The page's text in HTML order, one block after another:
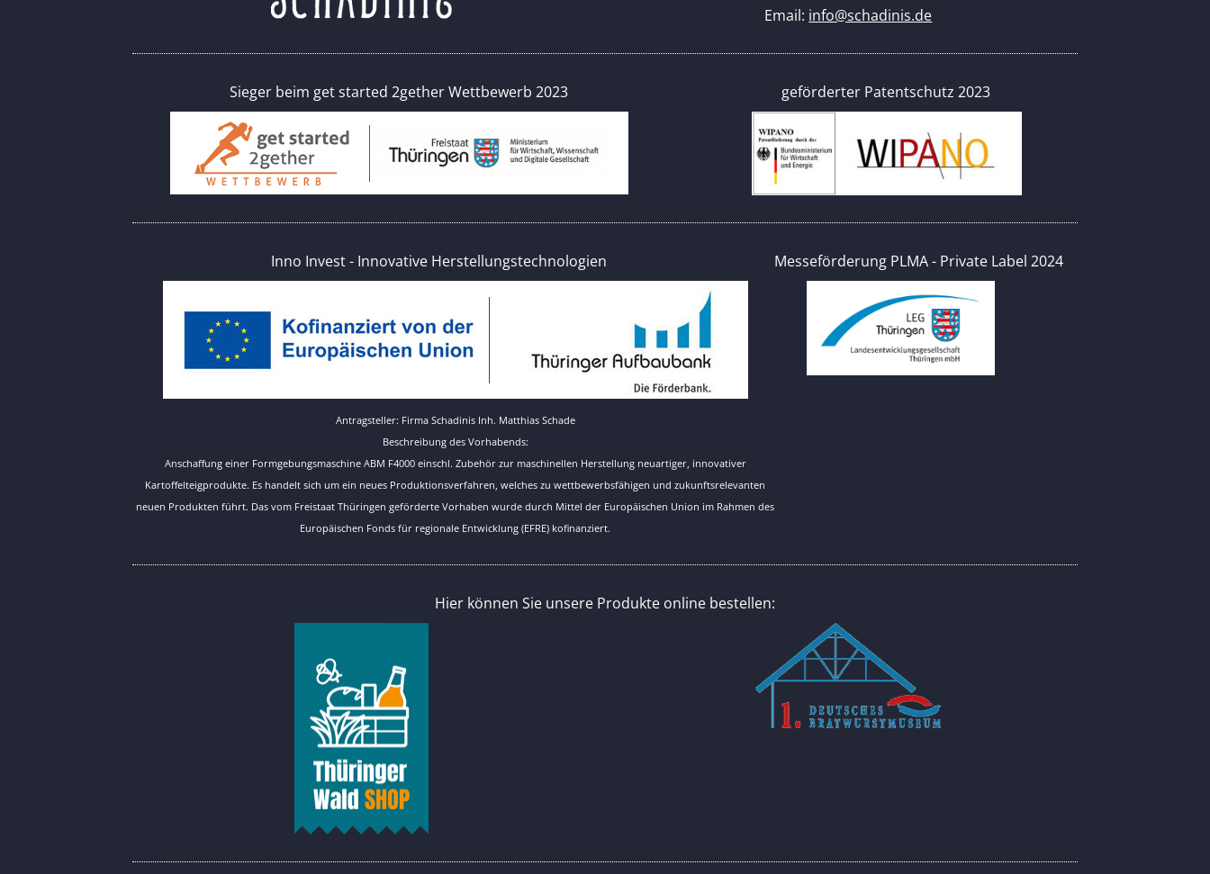
Email: info@schadinis.de
Sieger beim get started 2gether Wettbewerb 2023 geförderter Patentschutz 2023
Inno Invest - Innovative Herstellungstechnologien Messeförderung PLMA - Private Label 2024
Antragsteller: Firma Schadinis Inh. Matthias Schade
Beschreibung des Vorhabends:
Anschaffung einer Formgebungsmaschine ABM F4000 einschl. Zubehör zur maschinellen Herstellung neuartiger, innovativer
Kartoffelteigprodukte. Es handelt sich um ein neues Produktionsverfahren, welches zu wettbewerbsfähigen und zukunftsrelevanten
neuen Produkten führt. Das vom Freistaat Thüringen geförderte Vorhaben wurde durch Mittel der Europäischen Union im Rahmen des
Europäischen Fonds für regionale Entwicklung (EFRE) kofinanziert.
Hier können Sie unsere Produkte online bestellen: